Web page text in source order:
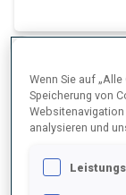
PERFORMANCE
Keine Daten
Wenn Sie auf
Speicherung von
analysieren und